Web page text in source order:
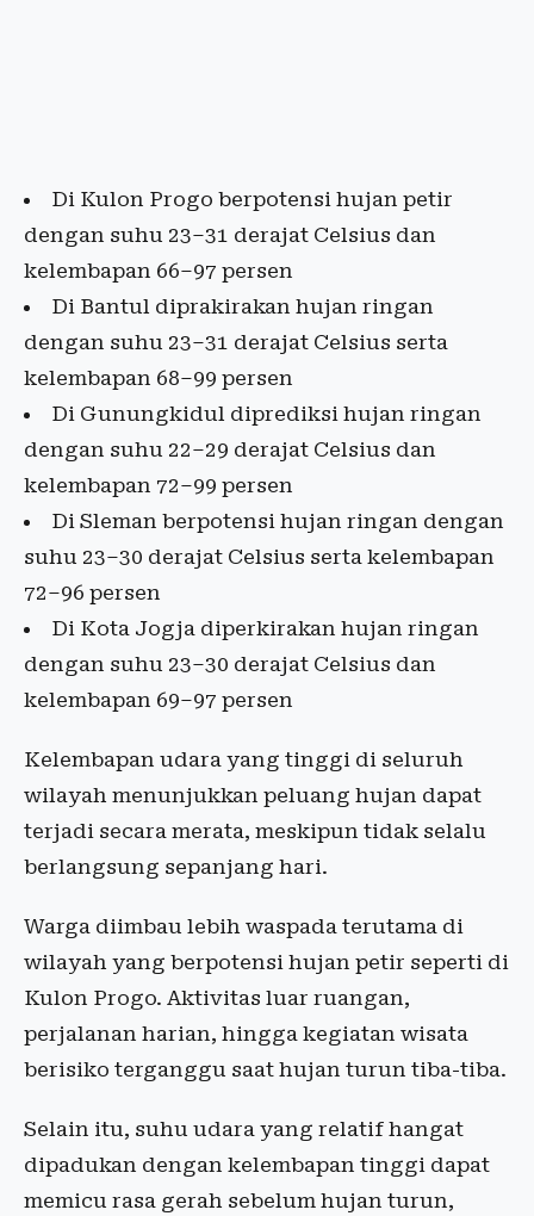
Di Kulon Progo berpotensi hujan petir
dengan suhu 23–31 derajat Celsius dan
kelembapan 66–97 persen
Di Bantul diprakirakan hujan ringan
dengan suhu 23–31 derajat Celsius serta
kelembapan 68–99 persen
Di Gunungkidul diprediksi hujan ringan
dengan suhu 22–29 derajat Celsius dan
kelembapan 72–99 persen
Di Sleman berpotensi hujan ringan dengan
suhu 23–30 derajat Celsius serta kelembapan
72–96 persen
Di Kota Jogja diperkirakan hujan ringan
dengan suhu 23–30 derajat Celsius dan
kelembapan 69–97 persen
Kelembapan udara yang tinggi di seluruh
wilayah menunjukkan peluang hujan dapat
terjadi secara merata, meskipun tidak selalu
berlangsung sepanjang hari.
Warga diimbau lebih waspada terutama di
wilayah yang berpotensi hujan petir seperti di
Kulon Progo. Aktivitas luar ruangan,
perjalanan harian, hingga kegiatan wisata
berisiko terganggu saat hujan turun tiba-tiba.
Selain itu, suhu udara yang relatif hangat
dipadukan dengan kelembapan tinggi dapat
memicu rasa gerah sebelum hujan turun,